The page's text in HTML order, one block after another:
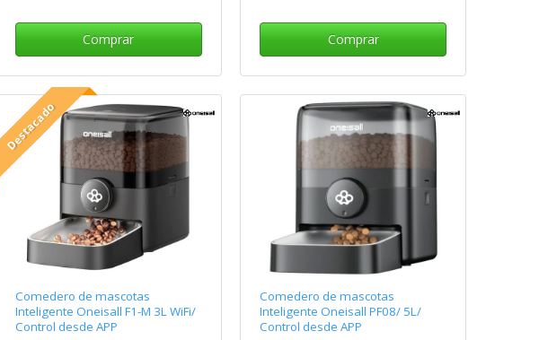
Comprar Comprar
Destacado
Comedero de mascotas
Inteligente Oneisall F1-M 3L WiFi/
Control desde APP
Comedero de mascotas
Inteligente Oneisall PF08/ 5L/
Control desde APP